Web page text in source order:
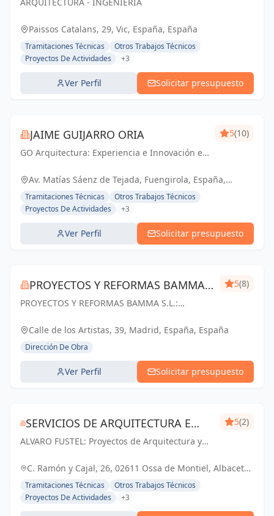
SL
Paissos Catalans, 29, Vic, España, España
Tramitaciones Técnicas
Otros Trabajos Técnicos
Proyectos De Actividades
+3
Ver Perfil Solicitar presupuesto
JAIME GUIJARRO ORIA
GO Arquitectura: Experiencia e Innovación en
urbanísticas. Con Seriedad, Confianza,
Rapidez y Economía como pilares, ofrecemos
soluciones...
5(10)
Av. Matías Sáenz de Tejada, Fuengirola, España,
España
Tramitaciones Técnicas
Otros Trabajos Técnicos
Proyectos De Actividades
+3
Ver Perfil Solicitar presupuesto
PROYECTOS Y REFORMAS BAMMA
S.L.
PROYECTOS Y REFORMAS BAMMA S.L.:
espacios en Madrid. Tu visión, nuestra pasión.
5(8)
Calle de los Artistas, 39, Madrid, España, España
Dirección De Obra
Ver Perfil Solicitar presupuesto
SERVICIOS DE ARQUITECTURA E
INMOBILIARIA ÁLVARO FUSTEL
ALVARO FUSTEL: Proyectos de Arquitectura y
y Madrid
5(2)
C. Ramón y Cajal, 26, 02611 Ossa de Montiel, Albacete,
España, España
Tramitaciones Técnicas
Otros Trabajos Técnicos
Proyectos De Actividades
+3